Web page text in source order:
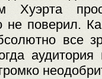
Хуэрта
не поверил.
все
аудитория